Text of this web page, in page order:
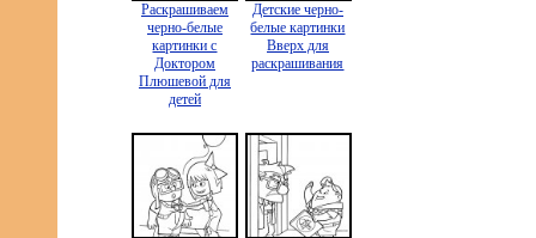
Раскрашиваем
черно-белые
картинки с
Доктором
Плюшевой для
детей
Детские черно-
белые картинки
Вверх для
раскрашивания